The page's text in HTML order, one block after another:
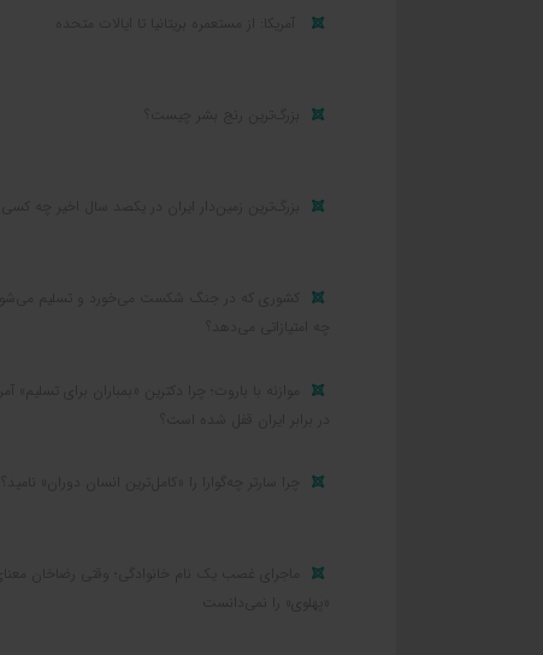
آمریکا: از مستعمره بریتانیا تا ایالات متحده
بزرگ‌ترین رنج بشر چیست؟
بزرگ‌ترین زمین‌دار ایران در یکصد سال اخیر چه کسی
کشوری که در جنگ شکست می‌خورد و تسلیم می‌شود،
چه امتیازاتی می‌دهد؟
موازنه با باروت؛ چرا دکترین «بمباران برای تسلیم»
چرا سارتر چه‌گوارا را «کامل‌ترین انسان دوران» نامید؟
ماجرای غصب یک نام خانوادگی؛ وقتی رضاخان معنای
«پهلوی» را نمی‌دانست